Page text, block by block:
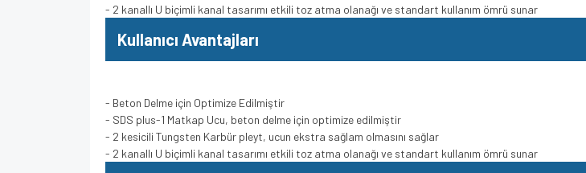
- 2 kanallı U biçimli kanal tasarımı etkili toz atma olanağı ve standart kullanım ömrü sunar
Kullanıcı Avantajları
- Beton Delme için Optimize Edilmiştir
- SDS plus-1 Matkap Ucu, beton delme için optimize edilmiştir
- 2 kesicili Tungsten Karbür pleyt, ucun ekstra sağlam olmasını sağlar
- 2 kanallı U biçimli kanal tasarımı etkili toz atma olanağı ve standart kullanım ömrü sunar